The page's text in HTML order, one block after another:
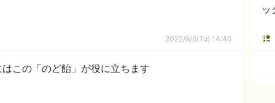
2022/9/6(Tu) 14:40
この「のど飴」が役に立ちます